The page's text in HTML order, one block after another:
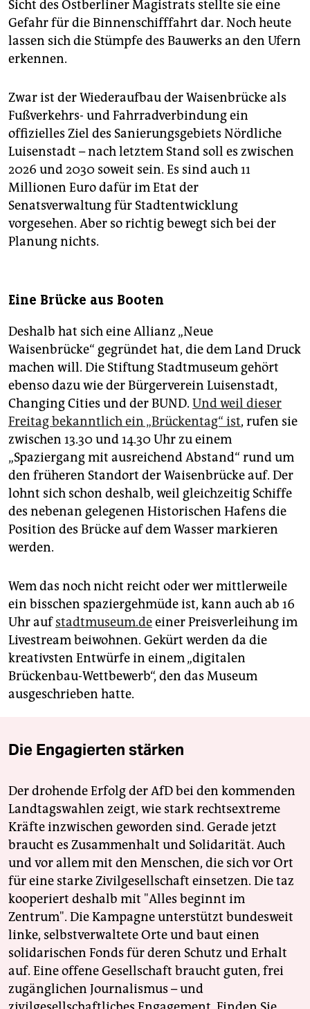
Sicht des Ostberliner Magistrats stellte sie eine
Gefahr für die Binnenschifffahrt dar. Noch heute
lassen sich die Stümpfe des Bauwerks an den Ufern
erkennen.
Zwar ist der Wiederaufbau der Waisenbrücke als
Fußverkehrs- und Fahrradverbindung ein
offizielles Ziel des Sanierungsgebiets Nördliche
Luisenstadt – nach letztem Stand soll es zwischen
2026 und 2030 soweit sein. Es sind auch 11
Millionen Euro dafür im Etat der
Senatsverwaltung für Stadtentwicklung
vorgesehen. Aber so richtig bewegt sich bei der
Planung nichts.
Eine Brücke aus Booten
Deshalb hat sich eine Allianz „Neue
Waisenbrücke“ gegründet hat, die dem Land Druck
machen will. Die Stiftung Stadtmuseum gehört
ebenso dazu wie der Bürgerverein Luisenstadt,
Changing Cities und der BUND. Und weil dieser
Freitag bekanntlich ein „Brückentag“ ist, rufen sie
zwischen 13.30 und 14.30 Uhr zu einem
„Spaziergang mit ausreichend Abstand“ rund um
den früheren Standort der Waisenbrücke auf. Der
lohnt sich schon deshalb, weil gleichzeitig Schiffe
des nebenan gelegenen Historischen Hafens die
Position des Brücke auf dem Wasser markieren
werden.
Wem das noch nicht reicht oder wer mittlerweile
ein bisschen spaziergehmüde ist, kann auch ab 16
Uhr aufstadtmuseum.deeiner Preisverleihung im
Livestream beiwohnen. Gekürt werden da die
kreativsten Entwürfe in einem „digitalen
Brückenbau-Wettbewerb“, den das Museum
ausgeschrieben hatte.
Die Engagierten stärken
Der drohende Erfolg der AfD bei den kommenden
Landtagswahlen zeigt, wie stark rechtsextreme
Kräfte inzwischen geworden sind. Gerade jetzt
braucht es Zusammenhalt und Solidarität. Auch
und vor allem mit den Menschen, die sich vor Ort
für eine starke Zivilgesellschaft einsetzen. Die taz
kooperiert deshalb mit "Alles beginnt im
Zentrum". Die Kampagne unterstützt bundesweit
linke, selbstverwaltete Orte und baut einen
solidarischen Fonds für deren Schutz und Erhalt
auf. Eine offene Gesellschaft braucht guten, frei
zugänglichen Journalismus – und